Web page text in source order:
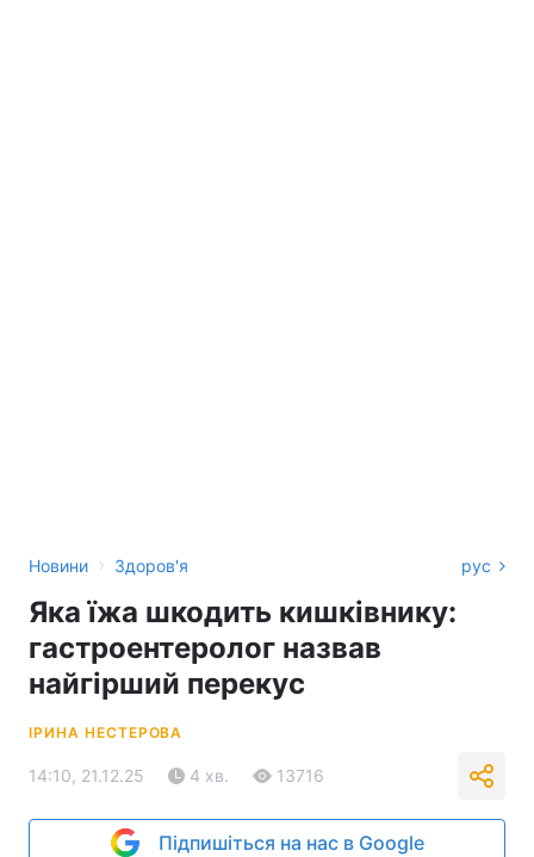
Новини › Здоров'я рус
Яка їжа шкодить кишківнику:
гастроентеролог назвав
найгірший перекус
ІРИНА НЕСТЕРОВА
14:10, 21.12.25 4 хв. 13716
Підпишіться на нас в Google